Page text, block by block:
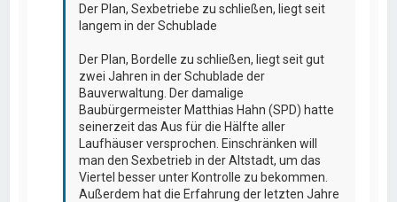
Der Plan, Sexbetriebe zu schließen, liegt seit
langem in der Schublade
Der Plan, Bordelle zu schließen, liegt seit gut
zwei Jahren in der Schublade der
Bauverwaltung. Der damalige
Baubürgermeister Matthias Hahn (SPD) hatte
seinerzeit das Aus für die Hälfte aller
Laufhäuser versprochen. Einschränken will
man den Sexbetrieb in der Altstadt, um das
Viertel besser unter Kontrolle zu bekommen.
Außerdem hat die Erfahrung der letzten Jahre